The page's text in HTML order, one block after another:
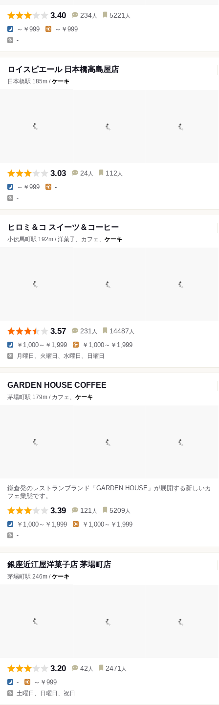
3.40 234 人 5221 人
～￥999 ～￥999
-
ロイスピエール 日本橋高島屋店
日本橋駅 185m /ケーキ
3.03 24 人 112 人
～￥999 -
-
ヒロミ＆コ スイーツ＆コーヒー
小伝馬町駅 192m / 洋菓子、カフェ、 ケーキ
3.57 231 人 14487 人
￥1,000～￥1,999 ￥1,000～￥1,999
月曜日、火曜日、水曜日、日曜日
GARDEN HOUSE COFFEE
茅場町駅 179m / カフェ、 ケーキ
鎌倉発のレストランブランド「GARDEN HOUSE」が展開する新しいカ
フェ業態です。
3.39 121 人 5209 人
￥1,000～￥1,999 ￥1,000～￥1,999
-
銀座近江屋洋菓子店 茅場町店
茅場町駅 246m /ケーキ
3.20 42 人 2471 人
- ～￥999
土曜日、日曜日、祝日